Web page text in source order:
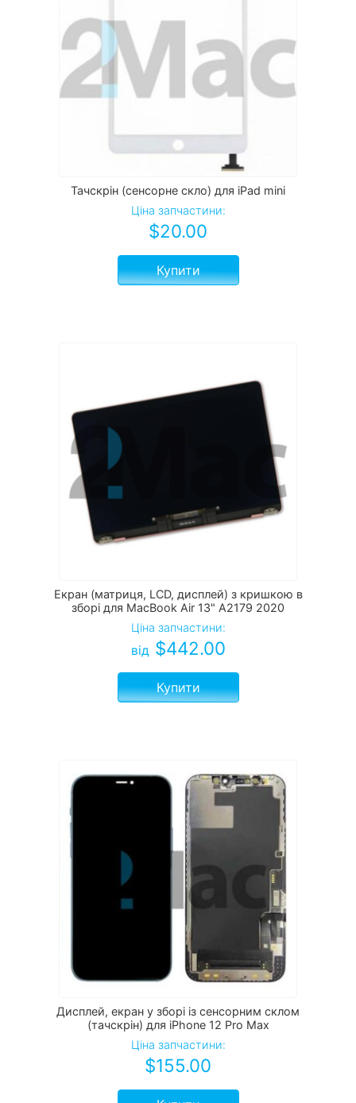
Тачскрін (сенсорне скло) для iPad mini
Ціна запчастини:
$20.00
Купити
Екран (матриця, LCD, дисплей) з кришкою в
зборі для MacBook Air 13" A2179 2020
Ціна запчастини:
від $442.00
Купити
Дисплей, екран у зборі із сенсорним склом
(тачскрін) для iPhone 12 Pro Max
Ціна запчастини:
$155.00